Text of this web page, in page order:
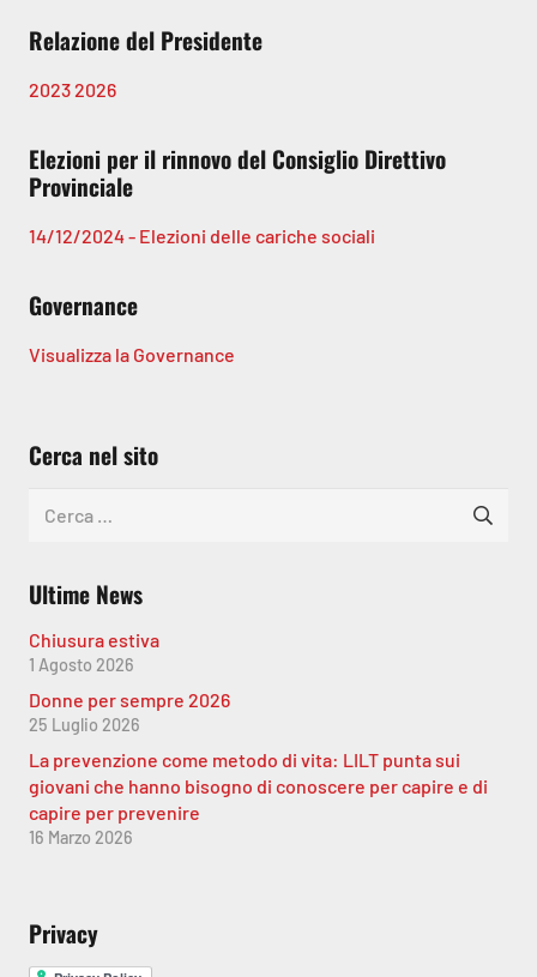
Relazione del Presidente
20232026
Elezioni per il rinnovo del Consiglio Direttivo
Provinciale
14/12/2024 - Elezioni delle cariche sociali
Governance
Visualizza la Governance
Cerca nel sito
Ultime News
Chiusura estiva
1 Agosto 2026
Donne per sempre 2026
25 Luglio 2026
La prevenzione come metodo di vita: LILT punta sui
giovani che hanno bisogno di conoscere per capire e di
capire per prevenire
16 Marzo 2026
Privacy